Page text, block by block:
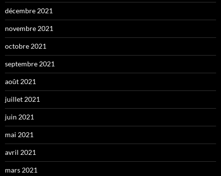
décembre 2021
novembre 2021
octobre 2021
septembre 2021
août 2021
juillet 2021
juin 2021
mai 2021
avril 2021
mars 2021